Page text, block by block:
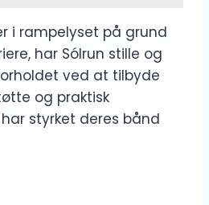
i rampelyset på grund
har Sólrun stille og
ved at tilbyde
og praktisk
styrket deres bånd